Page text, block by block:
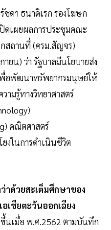
ดา ธนาดิเรก รองโฆษก
ดเผยผลการประชุมคณะ
สถานที่ (ครม.สัญจร)
ยน) ว่า รัฐบาลมีนโยบายส่ง
พื่อพัฒนาทรัพยากรมนุษย์ให้
ามรู้ทางวิทยาศาสตร์
คณิตศาสตร์
งในการดำเนินชีวิต
าด้วยสะเต็มศึกษาของ
เชียตะวันออกเฉียง
ขึ้นเมื่อ พ.ศ.2562 ตามบันทึก